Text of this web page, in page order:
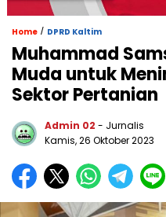
Home / DPRD Kaltim
Muhammad
Muda untuk
Sektor Pertanian
Admin 02 - Jurnalis
Kamis, 26 Oktober 2023